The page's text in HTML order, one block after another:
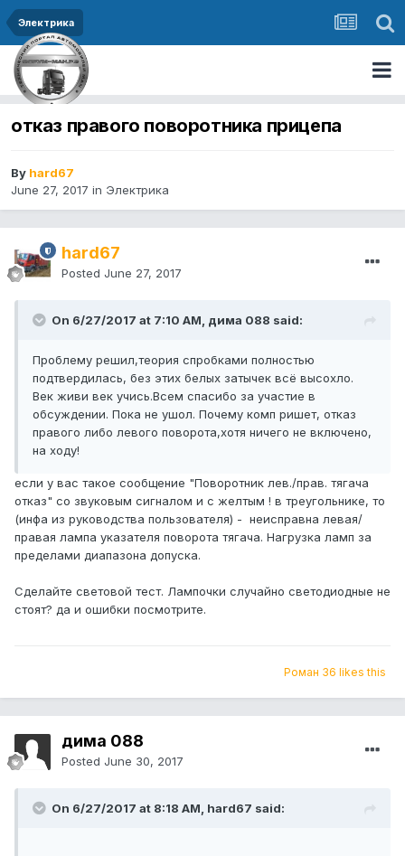
Электрика
отказ правого поворотника прицепа
By hard67
June 27, 2017 in Электрика
hard67
Posted June 27, 2017
On 6/27/2017 at 7:10 AM, дима 088 said:
Проблему решил,теория спробками полностью
подтвердилась, без этих белых затычек всё высохло.
Век живи век учись.Всем спасибо за участие в
обсуждении. Пока не ушол. Почему комп ришет, отказ
правого либо левого поворота,хотя ничего не включено,
на ходу!
если у вас такое сообщение "Поворотник лев./прав. тягача
отказ" со звуковым сигналом и с желтым ! в треугольнике, то
(инфа из руководства пользователя) - неисправна левая/
правая лампа указателя поворота тягача. Нагрузка ламп за
пределами диапазона допуска.
Сделайте световой тест. Лампочки случайно светодиодные не
стоят? да и ошибки посмотрите.
Роман 36 likes this
дима 088
Posted June 30, 2017
On 6/27/2017 at 8:18 AM, hard67 said: